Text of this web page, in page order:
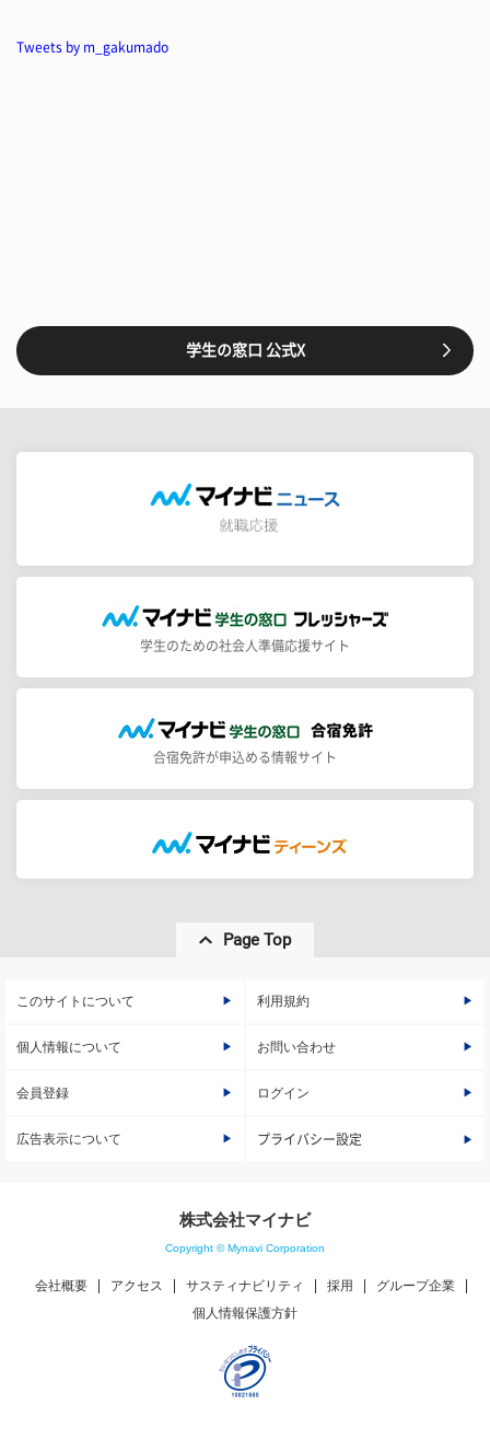
Tweets by m_gakumado
学生の窓口 公式X
学生のための社会人準備応援サイト
合宿免許が申込める情報サイト
Page Top
このサイトについて 利用規約
個人情報について お問い合わせ
会員登録 ログイン
広告表示について プライバシー設定
株式会社マイナビ
Copyright © Mynavi Corporation
会社概要 アクセス サスティナビリティ 採用
グループ企業
個人情報保護方針